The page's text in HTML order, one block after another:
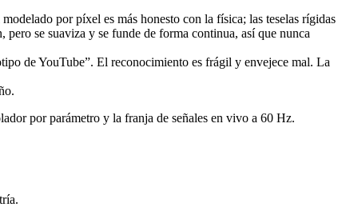
por píxel es más honesto con la física; las teselas rígidas
se suaviza y se funde de forma continua, así que nunca
de YouTube”. El reconocimiento es frágil y envejece mal. La
por parámetro y la franja de señales en vivo a 60 Hz.